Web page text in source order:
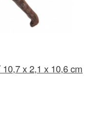
x 2,1 x 10,6 cm